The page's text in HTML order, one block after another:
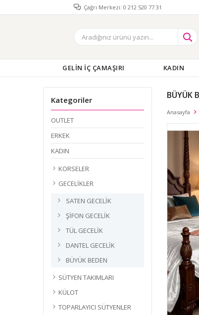
Çağrı Merkezi: 0 212 520 77 31
GELİN İÇ ÇAMAŞIRI KADIN
Kategoriler
OUTLET
ERKEK
KADIN
KORSELER
GECELİKLER
SATEN GECELİK
ŞİFON GECELİK
TÜL GECELİK
DANTEL GECELİK
BÜYÜK BEDEN
SÜTYEN TAKIMLARI
KÜLOT
TOPARLAYICI SÜTYENLER
BÜYÜK
Anasayfa